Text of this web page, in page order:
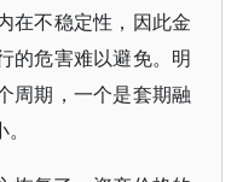
在不稳定性，因此金
的危害难以避免。明
周期，一个是套期融